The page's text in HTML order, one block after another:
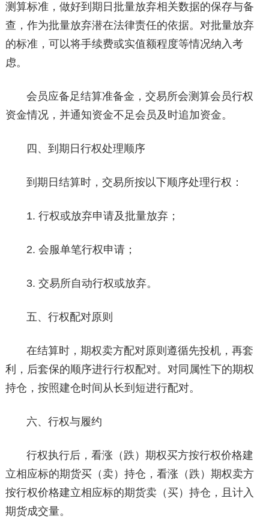
测算标准，做好到期日批量放弃相关数据的保存与备
查，作为批量放弃潜在法律责任的依据。对批量放弃
的标准，可以将手续费或实值额程度等情况纳入考
虑。
会员应备足结算准备金，交易所会测算会员行权
资金情况，并通知资金不足会员及时追加资金。
四、到期日行权处理顺序
到期日结算时，交易所按以下顺序处理行权：
1. 行权或放弃申请及批量放弃；
2. 会服单笔行权申请；
3. 交易所自动行权或放弃。
五、行权配对原则
在结算时，期权卖方配对原则遵循先投机，再套
利，后套保的顺序进行行权配对。对同属性下的期权
持仓，按照建仓时间从长到短进行配对。
六、行权与履约
行权执行后，看涨（跌）期权买方按行权价格建
立相应标的期货买（卖）持仓，看涨（跌）期权卖方
按行权价格建立相应标的期货卖（买）持仓，且计入
期货成交量。